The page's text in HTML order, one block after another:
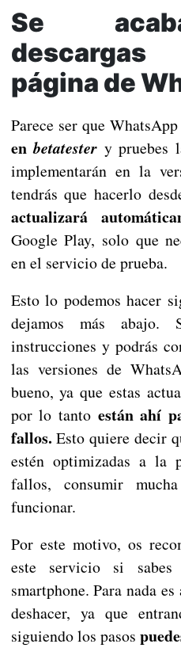
Se
página de
Parece ser que
enbetatester y pruebes
implementarán en la
tendrás que hacerlo
actualizará
Google Play, solo que
en el servicio de prueba.
Esto lo podemos hacer
dejamos más abajo.
instrucciones y podrás
las versiones de
bueno, ya que estas
por lo tanto están ahí
fallos. Esto quiere decir
estén optimizadas a la
fallos, consumir
funcionar.
Por este motivo, os
este servicio si
smartphone. Para nada
deshacer, ya que
siguiendo los pasos